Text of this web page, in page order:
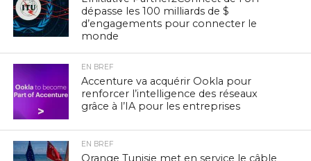
dépasse les 100 milliards de $
d’engagements pour connecter le
monde
EN BREF
Accenture va acquérir Ookla pour
renforcer l’intelligence des réseaux
grâce à l’IA pour les entreprises
EN BREF
Orange Tunisie met en service le câble